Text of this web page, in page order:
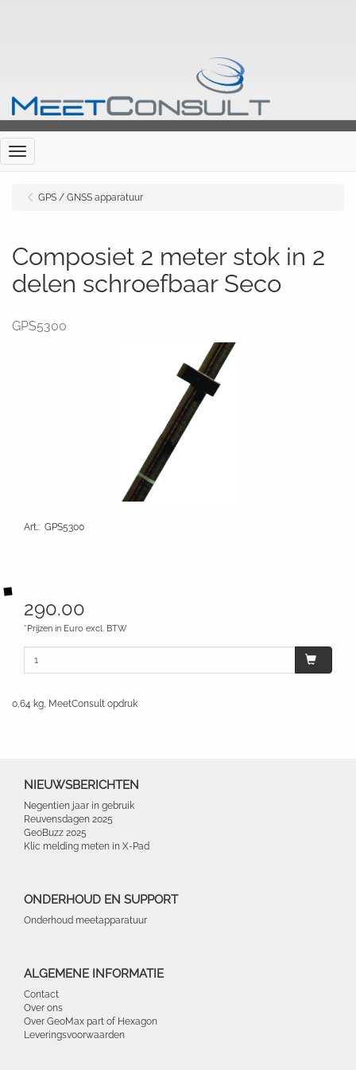
Menu
GPS / GNSS apparatuur
Composiet 2 meter stok in 2
delen schroefbaar Seco
GPS5300
Art.: GPS5300
290.00
*Prijzen in Euro excl. BTW
0,64 kg, MeetConsult opdruk
NIEUWSBERICHTEN
Negentien jaar in gebruik
Reuvensdagen 2025
GeoBuzz 2025
Klic melding meten in X-Pad
ONDERHOUD EN SUPPORT
Onderhoud meetapparatuur
ALGEMENE INFORMATIE
Contact
Over ons
Over GeoMax part of Hexagon
Leveringsvoorwaarden